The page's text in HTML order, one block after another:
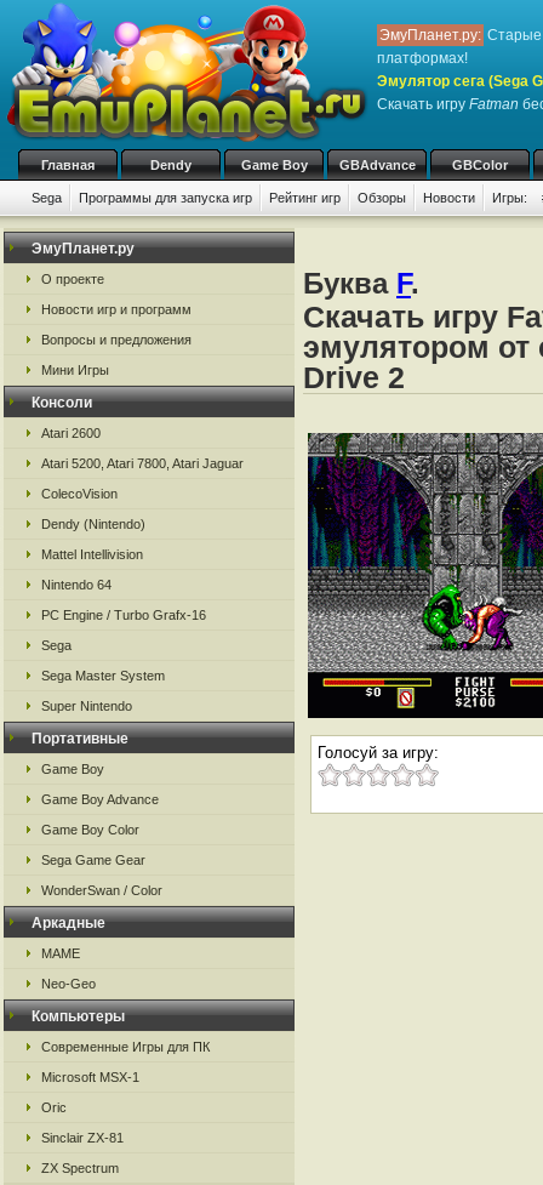
ЭмуПланет.ру: Старые
платформах!
Эмулятор сега (Sega
Скачать игру Fatman
Главная Dendy Game Boy GBAdvance GBColor
Sega Программы для запуска игр Рейтинг игр Обзоры Новости Игры:
ЭмуПланет.ру
О проекте
Новости игр и программ
Вопросы и предложения
Мини Игры
Консоли
Atari 2600
Atari 5200, Atari 7800, Atari Jaguar
ColecoVision
Dendy (Nintendo)
Mattel Intellivision
Nintendo 64
PC Engine / Turbo Grafx-16
Sega
Sega Master System
Super Nintendo
Портативные
Game Boy
Game Boy Advance
Game Boy Color
Sega Game Gear
WonderSwan / Color
Аркадные
MAME
Neo-Geo
Компьютеры
Современные Игры для ПК
Microsoft MSX-1
Oric
Sinclair ZX-81
ZX Spectrum
Буква F.
Скачать игру
эмулятором от
Drive 2
Голосуй за игру: